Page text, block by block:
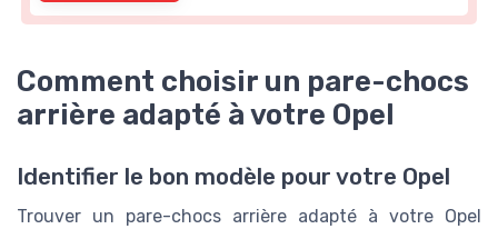
Comment choisir un pare-chocs
arrière adapté à votre Opel
Identifier le bon modèle pour votre Opel
Trouver un pare-chocs arrière adapté à votre Opel